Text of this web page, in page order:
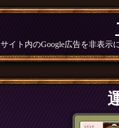
サイト内のGoogle広告を非表示